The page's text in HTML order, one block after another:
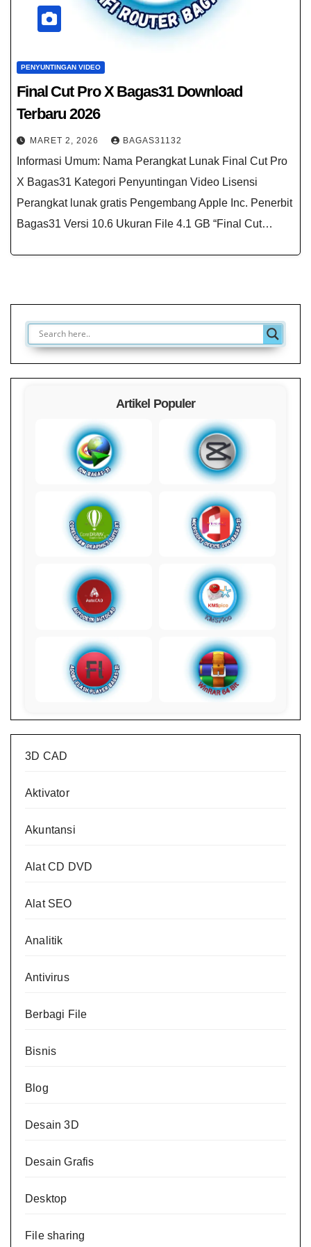
PENYUNTINGAN VIDEO
Final Cut Pro X Bagas31​ Download
Terbaru 2026
MARET 2, 2026 BAGAS31132
Informasi Umum: Nama Perangkat Lunak Final Cut Pro
X Bagas31 Kategori Penyuntingan Video Lisensi
Perangkat lunak gratis Pengembang Apple Inc. Penerbit
Bagas31 Versi 10.6 Ukuran File 4.1 GB “Final Cut…
Artikel Populer
3D CAD
Aktivator
Akuntansi
Alat CD DVD
Alat SEO
Analitik
Antivirus
Berbagi File
Bisnis
Blog
Desain 3D
Desain Grafis
Desktop
File sharing